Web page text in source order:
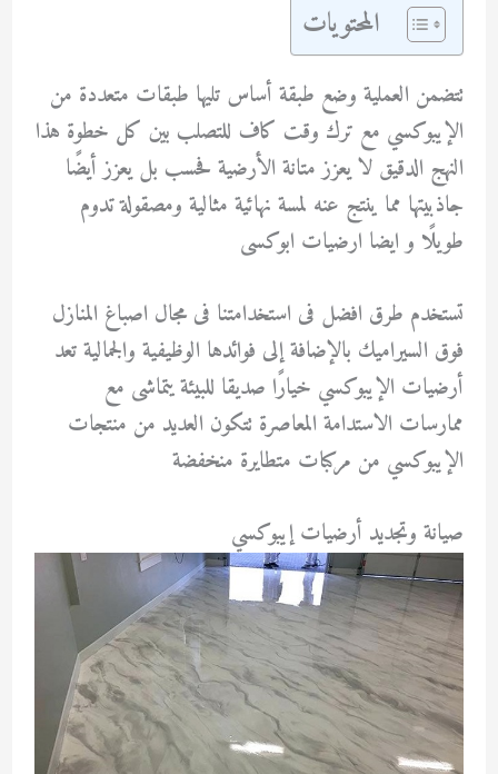
المحتويات
تتضمن العملية وضع طبقة أساس تليها طبقات متعددة من
الإيبوكسي مع ترك وقت كاف للتصلب بين كل خطوة هذا
النهج الدقيق لا يعزز متانة الأرضية فحسب بل يعزز أيضًا
جاذبيتها مما ينتج عنه لمسة نهائية مثالية ومصقولة تدوم
طويلًا و ايضا ارضيات ابوكسى
تستخدم طرق افضل فى استخدامتنا فى مجال اصباغ المنازل
فوق السيراميك بالإضافة إلى فوائدها الوظيفية والجمالية تعد
أرضيات الإيبوكسي خيارًا صديقا للبيئة يتماشى مع
ممارسات الاستدامة المعاصرة تتكون العديد من منتجات
الإيبوكسي من مركبات متطايرة منخفضة
صيانة وتجديد أرضيات إيبوكسي